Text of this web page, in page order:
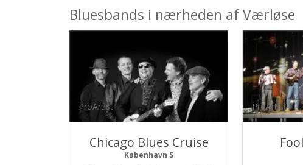
Bluesbands i nærheden af Værløse
ProArtist
Chicago Blues Cruise
København S
ProArtist